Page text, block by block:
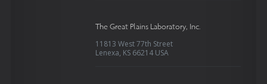
The Great Plains Laboratory, Inc.
11813 West 77th Street
Lenexa, KS 66214 USA